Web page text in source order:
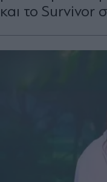
και το Survivor